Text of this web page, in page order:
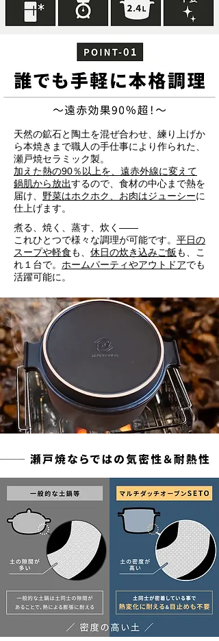
天然の鉱石と陶土を混ぜ合わせ、練り上げか
ら本焼きまで職人の手仕事により作られた、
瀬戸焼セラミック製。
加えた熱の90％以上を、遠赤外線に変えて
鍋肌から放出するので、食材の中心まで熱を
届け、 野菜はホクホク、お肉はジューシーに
仕上げます。
煮る、焼く、蒸す、炊く――
これひとつで様々な調理が可能です。 平日の
スープや軽食も、 休日の炊き込みご飯も、こ
れ１台で。 ホームパーティやアウトドアでも
活躍可能に。